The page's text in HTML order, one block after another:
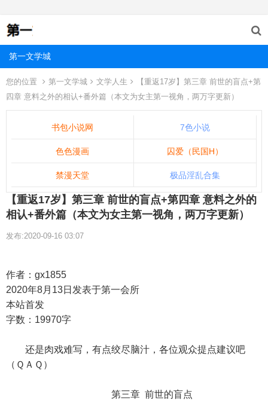
第一文学城
您的位置 第一文学城 文学人生
【重返17岁】第三章 前世的盲点+第
四章 意料之外的相认+番外篇（本文为女主第一视角，两万字更新）
书包小说网 7色小说
色色漫画 囚爱（民国H）
禁漫天堂 极品淫乱合集
【重返17岁】第三章 前世的盲点+第四章 意料之外的
相认+番外篇（本文为女主第一视角，两万字更新）
发布:2020-09-16 03:07
作者：gx1855
2020年8月13日发表于第一会所
本站首发
字数：19970字
还是肉戏难写，有点绞尽脑汁，各位观众提点建议吧
（ＱＡＱ）
第三章 前世的盲点